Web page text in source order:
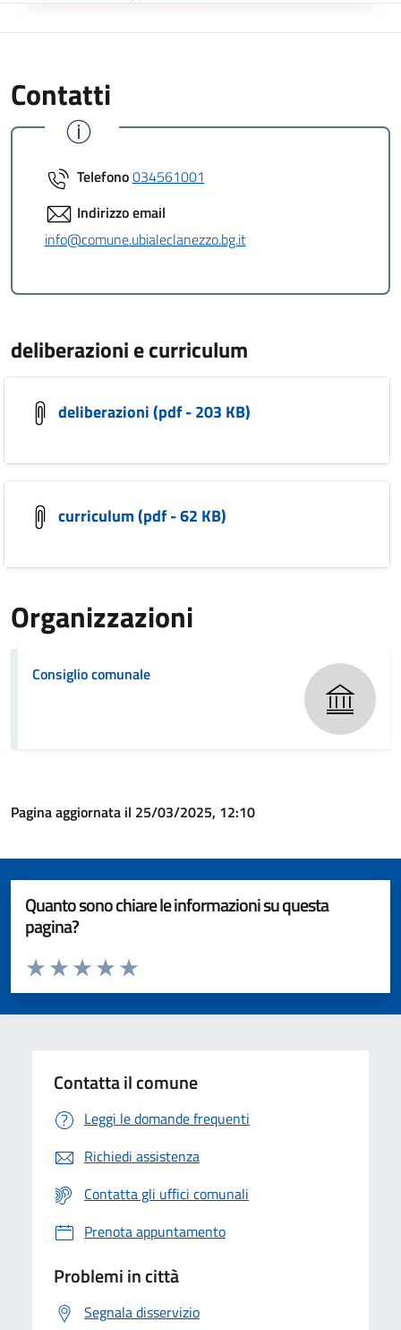
Contatti
Telefono034561001
Indirizzo email
info@comune.ubialeclanezzo.bg.it
deliberazioni e curriculum
deliberazioni (pdf - 203 KB)
curriculum (pdf - 62 KB)
Organizzazioni
Consiglio comunale
Pagina aggiornata il 25/03/2025, 12:10
Quanto sono chiare le informazioni su questa
pagina?
Valuta da 1 a 5 stelle la pagina
Valuta 5 stelle su 5
Valuta 4 stelle su 5
Valuta 3 stelle su 5
Valuta 2 stelle su 5
Valuta 1 stelle su 5
Contatta il comune
Leggi le domande frequenti
Richiedi assistenza
Contatta gli uffici comunali
Prenota appuntamento
Problemi in città
Segnala disservizio